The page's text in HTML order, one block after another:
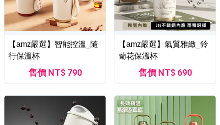
【amz嚴選】智能控溫_隨
行保溫杯
售價 NT$ 790
【amz嚴選】氣質雅緻_鈴
蘭花保溫杯
售價 NT$ 690